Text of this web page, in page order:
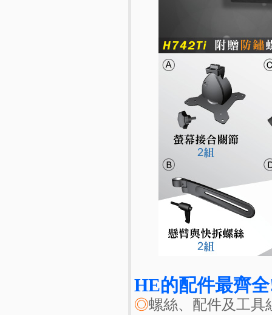
HE的配件最齊
◎螺絲、配件及工具